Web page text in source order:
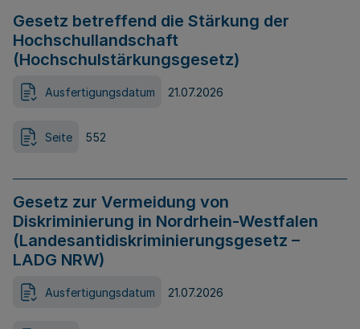
Gesetz betreffend die Stärkung der
Hochschullandschaft
(Hochschulstärkungsgesetz)
Ausfertigungsdatum 21.07.2026
Seite 552
Gesetz zur Vermeidung von
Diskriminierung in Nordrhein-Westfalen
(Landesantidiskriminierungsgesetz –
LADG NRW)
Ausfertigungsdatum 21.07.2026